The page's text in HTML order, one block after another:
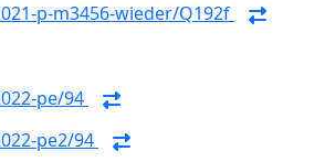
p-m3456-wieder/Q192f
pe/94
pe2/94